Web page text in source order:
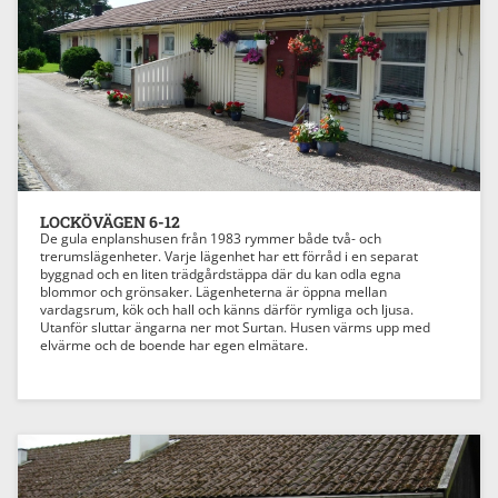
Previous Next
LOCKÖVÄGEN 6-12
De gula enplanshusen från 1983 rymmer både två- och
trerumslägenheter. Varje lägenhet har ett förråd i en separat
byggnad och en liten trädgårdstäppa där du kan odla egna
blommor och grönsaker. Lägenheterna är öppna mellan
vardagsrum, kök och hall och känns därför rymliga och ljusa.
Utanför sluttar ängarna ner mot Surtan. Husen värms upp med
elvärme och de boende har egen elmätare.